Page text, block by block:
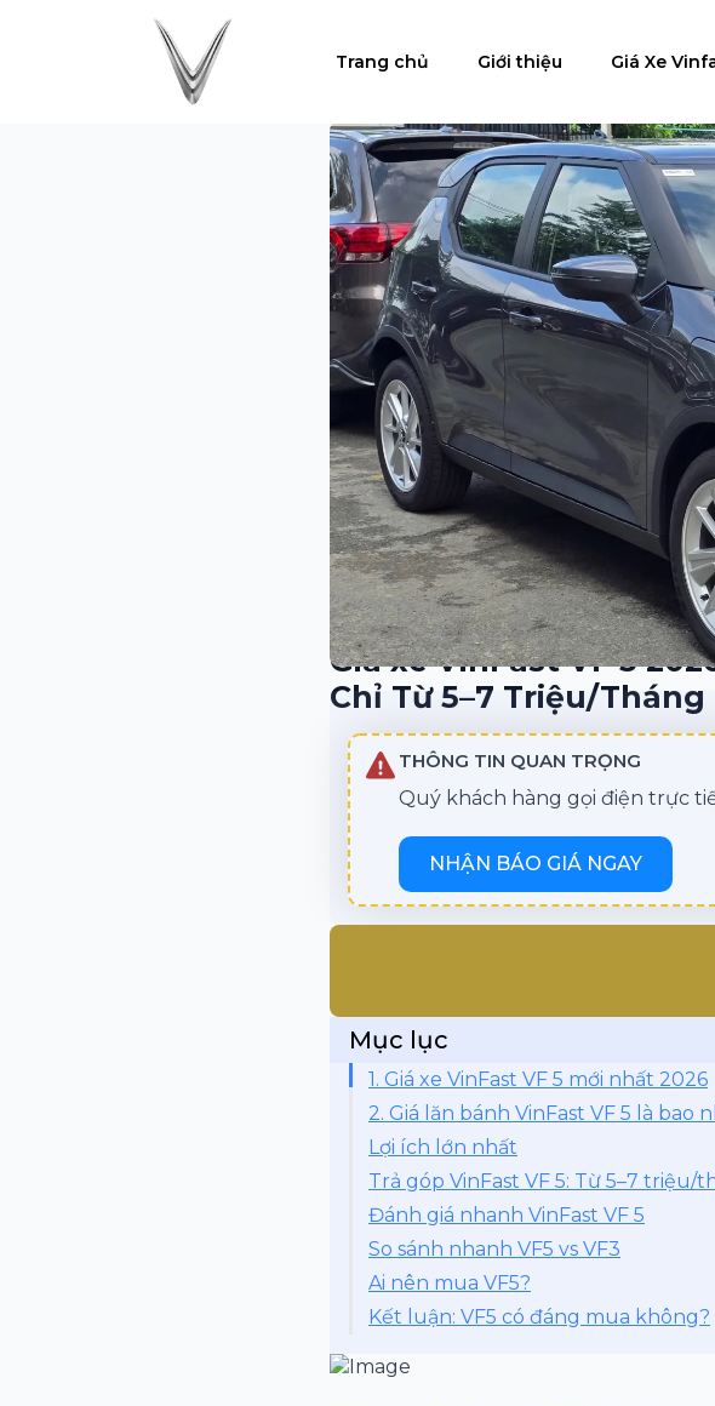
Trang chủ Giới thiệu Giá Xe
Giá xe VinFast VF 5
Chỉ Từ 5–7 Triệu/Tháng
THÔNG TIN QUAN TRỌNG
Quý khách hàng gọi điện trực
NHẬN BÁO GIÁ NGAY
Mục lục
1. Giá xe VinFast VF 5 mới nhất 2026
2. Giá lăn bánh VinFast VF 5 là bao
Lợi ích lớn nhất
Trả góp VinFast VF 5: Từ 5–7 triệu/
Đánh giá nhanh VinFast VF 5
So sánh nhanh VF5 vs VF3
Ai nên mua VF5?
Kết luận: VF5 có đáng mua không?